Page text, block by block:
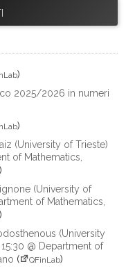
)
2025/2026 in numeri
)
(University of Trieste)
of Mathematics,
)
(University of
of Mathematics,
)
(University
@ Department of
( QFinLab)